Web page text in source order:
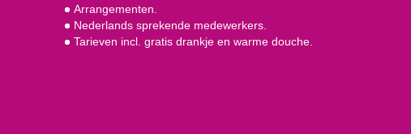
Arrangementen.
Nederlands sprekende medewerkers.
Tarieven incl. gratis drankje en warme douche.